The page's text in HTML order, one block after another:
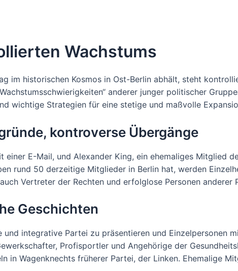
Wachstums
im historischen Kosmos in Ost-Berlin abhält, steht
anderer junger politischer
wichtige Strategien für eine stetige und maßvolle
kontroverse Übergänge
einer E-Mail, und Alexander King, ein ehemaliges Mitglied
rund 50 derzeitige Mitglieder in Berlin hat, werden
Vertreter der Rechten und erfolglose Personen
Geschichten
integrative Partei zu präsentieren und Einzelpersonen
Profisportler und Angehörige der
in Wagenknechts früherer Partei, der Linken. Ehemalige